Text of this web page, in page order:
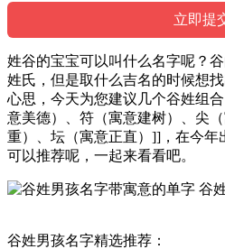
姓谷的宝宝可以叫什么名字呢？
姓氏，但是取什么吉名的时候想
心思，今天为您建议几个谷姓组
意美德）、符（寓意建树）、尖
重）、坛（寓意正直）]]，在今年
可以推荐呢，一起来看看吧。
谷姓男孩名字精选推荐：